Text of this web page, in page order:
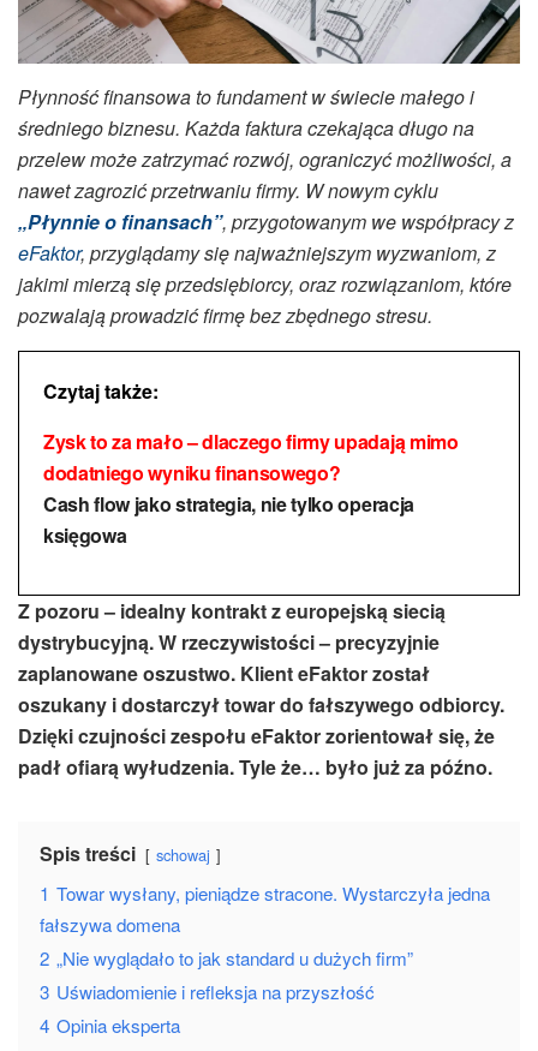
Płynność finansowa to fundament w świecie małego i
średniego biznesu. Każda faktura czekająca długo na
przelew może zatrzymać rozwój, ograniczyć możliwości, a
nawet zagrozić przetrwaniu firmy. W nowym cyklu
„Płynnie o finansach”, przygotowanym we współpracy z
eFaktor, przyglądamy się najważniejszym wyzwaniom, z
jakimi mierzą się przedsiębiorcy, oraz rozwiązaniom, które
pozwalają prowadzić firmę bez zbędnego stresu.
Czytaj także:
Zysk to za mało – dlaczego firmy upadają mimo
dodatniego wyniku finansowego?
Cash flow jako strategia, nie tylko operacja
księgowa
Z pozoru – idealny kontrakt z europejską siecią
dystrybucyjną. W rzeczywistości – precyzyjnie
zaplanowane oszustwo. Klient eFaktor został
oszukany i dostarczył towar do fałszywego odbiorcy.
Dzięki czujności zespołu eFaktor zorientował się, że
padł ofiarą wyłudzenia. Tyle że… było już za późno.
Spis treści schowaj
1 Towar wysłany, pieniądze stracone. Wystarczyła jedna
fałszywa domena
2 „Nie wyglądało to jak standard u dużych firm”
3 Uświadomienie i refleksja na przyszłość
4 Opinia eksperta